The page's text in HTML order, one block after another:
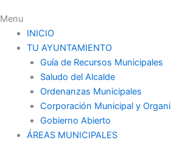
Menu
INICIO
TU AYUNTAMIENTO
Guía de Recursos Municipales
Saludo del Alcalde
Ordenanzas Municipales
Corporación Municipal y
Gobierno Abierto
ÁREAS MUNICIPALES